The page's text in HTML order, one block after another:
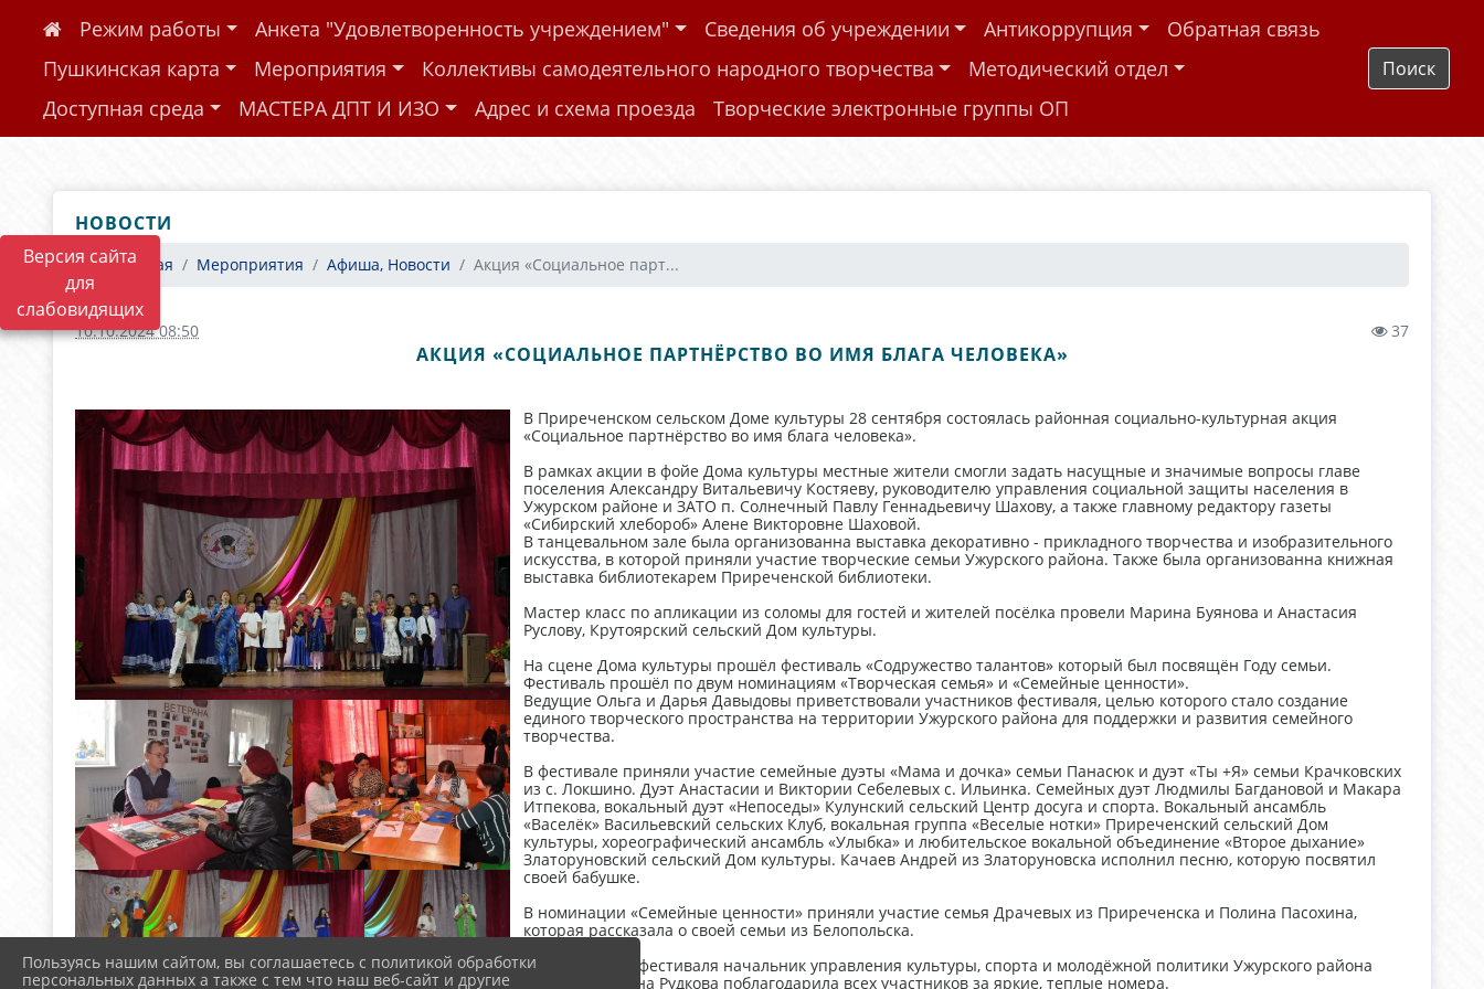
Версия сайта
для
слабовидящих
Режим работы Анкета "Удовлетворенность учреждением" Сведения об учреждении Антикоррупция
Обратная связь
Пушкинская карта
Мероприятия Коллективы самодеятельного народного творчества
Методический отдел
Доступная среда
МАСТЕРА ДПТ И ИЗО Адрес и схема проезда Творческие электронные группы ОП
Поиск
НОВОСТИ
Главная Мероприятия Афиша, Новости Акция «Социальное парт...
10.10.2024 08:50 37
АКЦИЯ «СОЦИАЛЬНОЕ ПАРТНЁРСТВО ВО ИМЯ БЛАГА ЧЕЛОВЕКА»
В Приреченском сельском Доме культуры 28 сентября состоялась районная социально-культурная акция
«Социальное партнёрство во имя блага человека».
В рамках акции в фойе Дома культуры местные жители смогли задать насущные и значимые вопросы главе
поселения Александру Витальевичу Костяеву, руководителю управления социальной защиты населения в
Ужурском районе и ЗАТО п. Солнечный Павлу Геннадьевичу Шахову, а также главному редактору газеты
«Сибирский хлебороб» Алене Викторовне Шаховой.
В танцевальном зале была организованна выставка декоративно - прикладного творчества и изобразительного
искусства, в которой приняли участие творческие семьи Ужурского района. Также была организованна книжная
выставка библиотекарем Приреченской библиотеки.
Мастер класс по апликации из соломы для гостей и жителей посёлка провели Марина Буянова и Анастасия
Руслову, Крутоярский сельский Дом культуры.
На сцене Дома культуры прошёл фестиваль «Содружество талантов» который был посвящён Году семьи.
Фестиваль прошёл по двум номинациям «Творческая семья» и «Семейные ценности».
Ведущие Ольга и Дарья Давыдовы приветствовали участников фестиваля, целью которого стало создание
единого творческого пространства на территории Ужурского района для поддержки и развития семейного
творчества.
В фестивале приняли участие семейные дуэты «Мама и дочка» семьи Панасюк и дуэт «Ты +Я» семьи Крачковских
из с. Локшино. Дуэт Анастасии и Виктории Себелевых с. Ильинка. Семейных дуэт Людмилы Багдановой и Макара
Итпекова, вокальный дуэт «Непоседы» Кулунский сельский Центр досуга и спорта. Вокальный ансамбль
«Васелёк» Васильевский сельских Клуб, вокальная группа «Веселые нотки» Приреченский сельский Дом
культуры, хореографический ансамбль «Улыбка» и любительское вокальной объединение «Второе дыхание»
Златоруновский сельский Дом культуры. Качаев Андрей из Златоруновска исполнил песню, которую посвятил
своей бабушке.
В номинации «Семейные ценности» приняли участие семья Драчевых из Приреченска и Полина Пасохина,
которая рассказала о своей семьи из Белопольска.
В завершении фестиваля начальник управления культуры, спорта и молодёжной политики Ужурского района
Оксана Юрьевна Рудкова поблагодарила всех участников за яркие, теплые номера.
Пользуясь нашим сайтом, вы соглашаетесь с политикой обработки
персональных данных а также с тем что наш веб-сайт и другие